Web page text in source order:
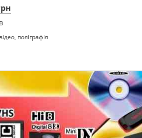
поліграфія